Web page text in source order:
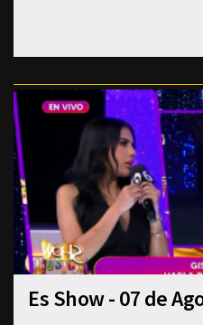
Es Show - 07 de